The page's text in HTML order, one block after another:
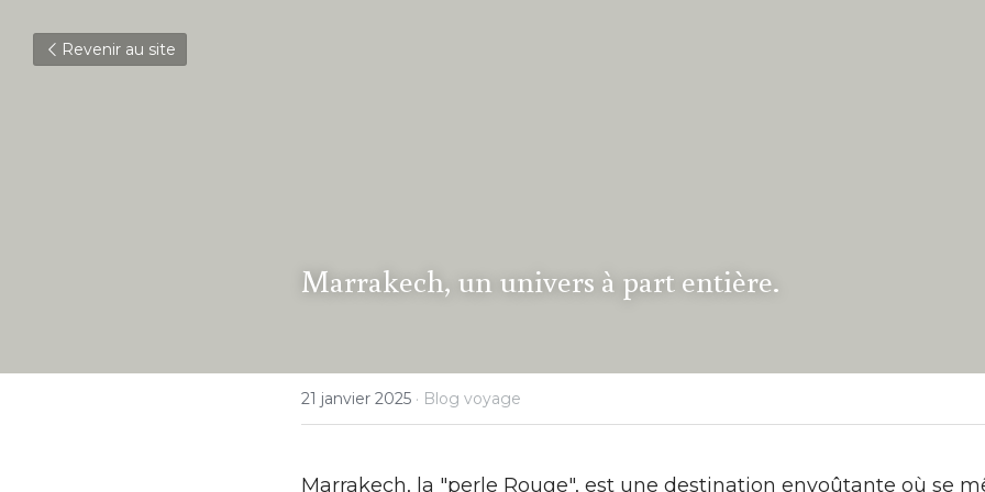
Revenir au site
Marrakech, un univers à part entière.
21 janvier 2025 · Blog voyage
Marrakech, la "perle Rouge", est une destination envoûtante où se